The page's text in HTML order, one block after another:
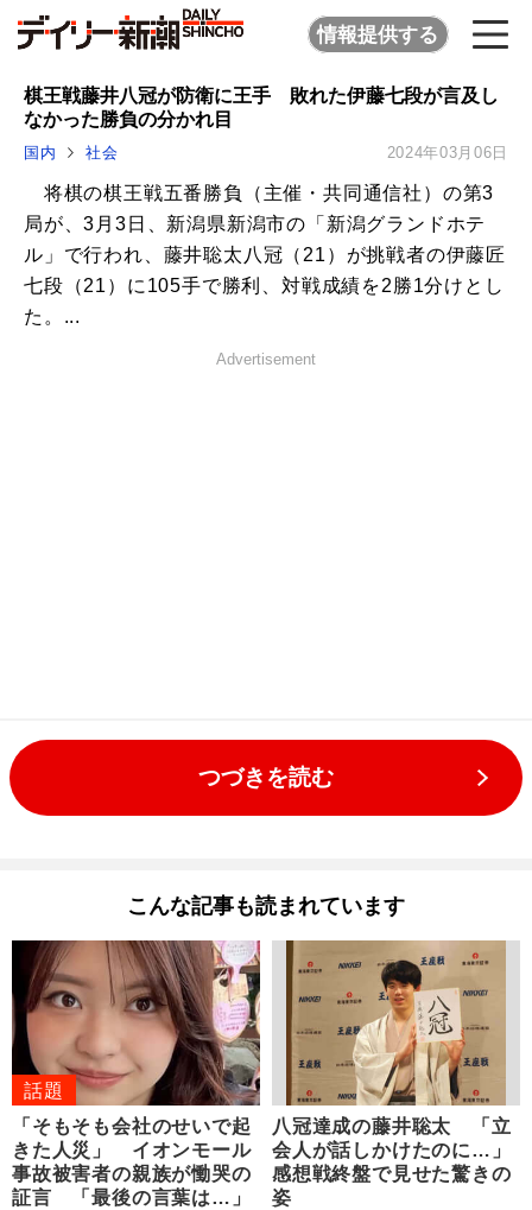
情報提供する
棋王戦藤井八冠が防衛に王手 敗れた伊藤七段が言及し
なかった勝負の分かれ目
国内 社会 2024年03月06日
将棋の棋王戦五番勝負（主催・共同通信社）の第3
局が、3月3日、新潟県新潟市の「新潟グランドホテ
ル」で行われ、藤井聡太八冠（21）が挑戦者の伊藤匠
七段（21）に105手で勝利、対戦成績を2勝1分けとし
た。...
Advertisement
つづきを読む
こんな記事も読まれています
話題
「そもそも会社のせいで起
きた人災」 イオンモール
事故被害者の親族が慟哭の
証言 「最後の言葉は…」
八冠達成の藤井聡太 「立
会人が話しかけたのに…」
感想戦終盤で見せた驚きの
姿